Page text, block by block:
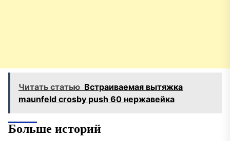
Читать статью Встраиваемая вытяжка
maunfeld crosby push 60 нержавейка
Больше историй